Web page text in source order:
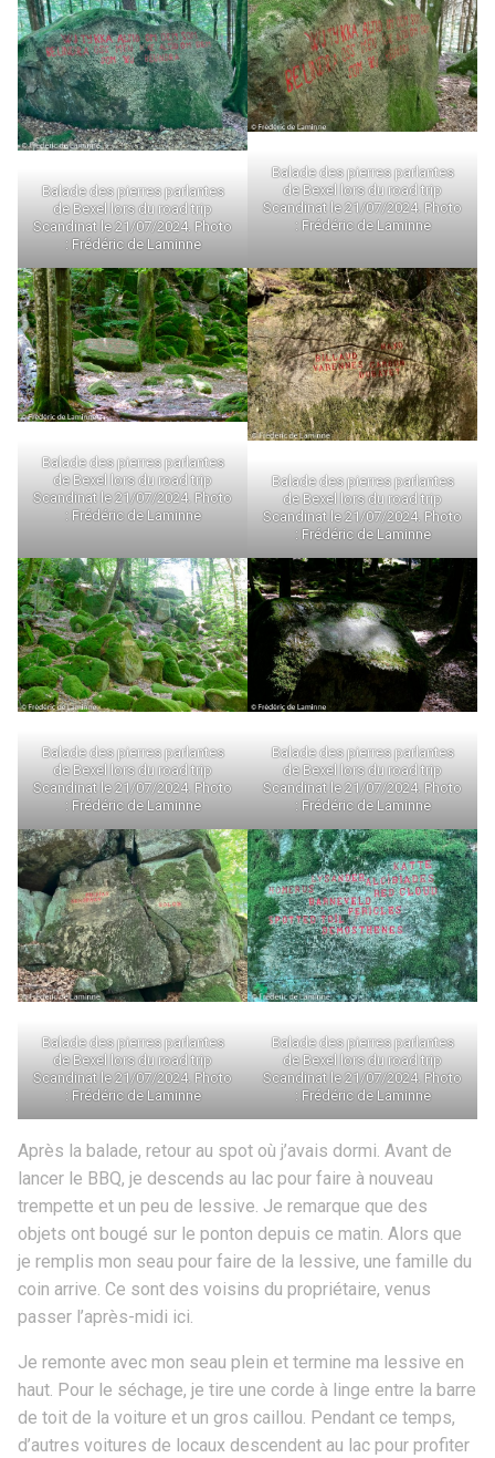
Balade des pierres parlantes
de Bexel lors du road trip
Scandinat le 21/07/2024. Photo
: Frédéric de Laminne
Balade des pierres parlantes
de Bexel lors du road trip
Scandinat le 21/07/2024. Photo
: Frédéric de Laminne
Balade des pierres parlantes
de Bexel lors du road trip
Scandinat le 21/07/2024. Photo
: Frédéric de Laminne
Balade des pierres parlantes
de Bexel lors du road trip
Scandinat le 21/07/2024. Photo
: Frédéric de Laminne
Balade des pierres parlantes
de Bexel lors du road trip
Scandinat le 21/07/2024. Photo
: Frédéric de Laminne
Balade des pierres parlantes
de Bexel lors du road trip
Scandinat le 21/07/2024. Photo
: Frédéric de Laminne
Balade des pierres parlantes
de Bexel lors du road trip
Scandinat le 21/07/2024. Photo
: Frédéric de Laminne
Balade des pierres parlantes
de Bexel lors du road trip
Scandinat le 21/07/2024. Photo
: Frédéric de Laminne
Après la balade, retour au spot où j’avais dormi. Avant de
lancer le BBQ, je descends au lac pour faire à nouveau
trempette et un peu de lessive. Je remarque que des
objets ont bougé sur le ponton depuis ce matin. Alors que
je remplis mon seau pour faire de la lessive, une famille du
coin arrive. Ce sont des voisins du propriétaire, venus
passer l’après-midi ici.
Je remonte avec mon seau plein et termine ma lessive en
haut. Pour le séchage, je tire une corde à linge entre la barre
de toit de la voiture et un gros caillou. Pendant ce temps,
d’autres voitures de locaux descendent au lac pour profiter